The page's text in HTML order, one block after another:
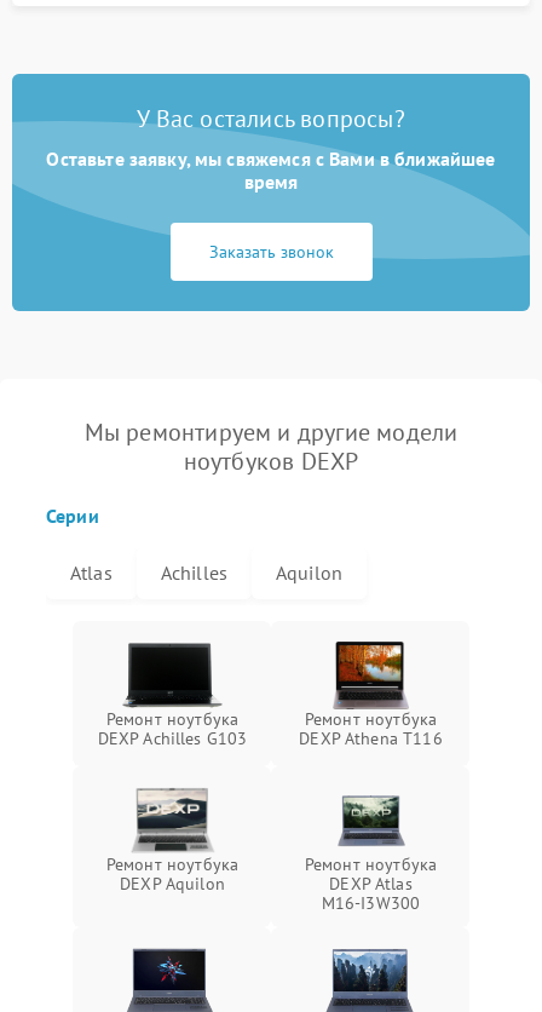
У Вас остались вопросы?
Оставьте заявку, мы свяжемся с Вами в ближайшее
время
Заказать звонок
Мы ремонтируем и другие модели
ноутбуков DEXP
Серии
Atlas Achilles Aquilon
Ремонт ноутбука
DEXP Achilles G103
Ремонт ноутбука
DEXP Athena T116
Ремонт ноутбука
DEXP Aquilon
Ремонт ноутбука
DEXP Atlas
M16‑I3W300